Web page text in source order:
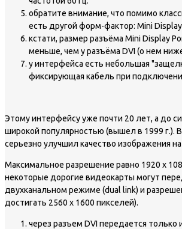
обратите внимание, что помимо
есть другой форм-фактор: Mini
кстати, размер разъёма Mini Display
меньше, чем у разъёма DVI (о нем
у интерфейса есть небольшая
фиксирующая кабель при
Этому интерфейсу уже почти 20 лет, а до
широкой популярностью (вышел в 1999 г.).
серьезно улучшил качество изображения на
Максимальное разрешение равно 1920 х
некоторые дорогие видеокарты могут
двухканальном режиме (dual link) и
достигать 2560 х 1600 пикселей).
через разъем DVI передается только